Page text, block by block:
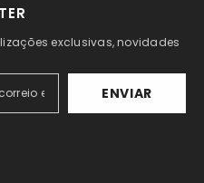
exclusivas, novidades
ENVIAR